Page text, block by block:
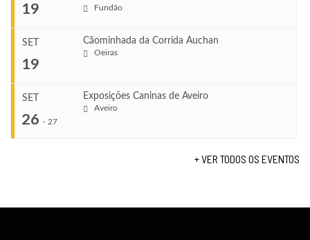
Ago 22, 2026
Ago 23, 2026
VENUE
Set 11, 2026
Set 12, 2026
VENUE
19 Fundão
Set 19, 2026
SET
19
Cãominhada da Corrida Auchan
Oeiras
SET
26 - 27
Exposições Caninas de Aveiro
Aveiro
+ VER TODOS OS EVENTOS